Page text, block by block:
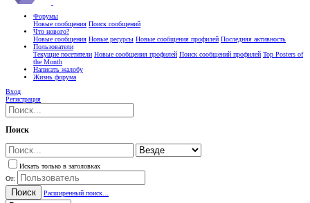
Форумы
Новые сообщения Поиск сообщений
Что нового?
Новые сообщения Новые ресурсы Новые сообщения профилей Последняя активность
Пользователи
Текущие посетители Новые сообщения профилей Поиск сообщений профилей Top Posters of
the Month
Написать жалобу
Жизнь форума
Вход
Регистрация
Поиск
Искать только в заголовках
От:
Поиск Расширенный поиск...